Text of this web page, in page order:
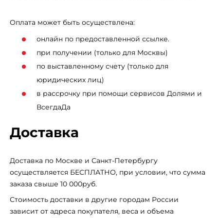
улучшенными характеристиками по амортизации и
возврату энергии при отталкивании
Подметка: износостойкая резина
Перепад между пяткой и стопой: 8мм
Вес: 326 грамм
Оплата может быть осуществлена:
онлайн по предоставленной ссылке.
при получении (только для Москвы)
по выставленному счету (только для
юридических лиц)
в рассрочку при помощи сервисов Долями и
ВсегдаДа
Доставка
Доставка по Москве и Санкт-Петербургу
осуществляется БЕСПЛАТНО, при условии, что сумма
заказа свыше 10 000руб.
Стоимость доставки в другие городам России
зависит от адреса покупателя, веса и объема